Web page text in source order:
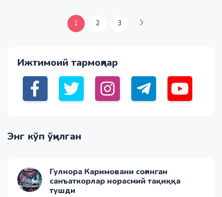
1 2 3
Ижтимоий тармоқлар
Энг кўп ўқилган
Гулнора Каримовани соғинган
санъаткорлар норасмий тақиққа
тушди